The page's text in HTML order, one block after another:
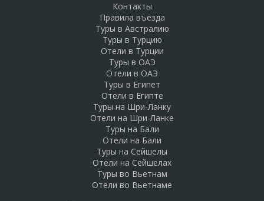
Контакты
Правила въезда
Туры в Австралию
Туры в Турцию
Отели в Турции
Туры в ОАЭ
Отели в ОАЭ
Туры в Египет
Отели в Египте
Туры на Шри-Ланку
Отели на Шри-Ланке
Туры на Бали
Отели на Бали
Туры на Сейшелы
Отели на Сейшелах
Туры во Вьетнам
Отели во Вьетнаме